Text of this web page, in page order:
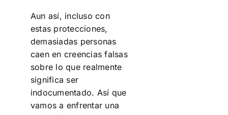
Aun así, incluso con
estas protecciones,
demasiadas personas
caen en creencias falsas
sobre lo que realmente
significa ser
indocumentado. Así que
vamos a enfrentar una